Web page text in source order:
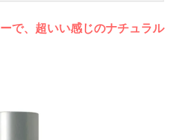
で、超いい感じのナチュラル